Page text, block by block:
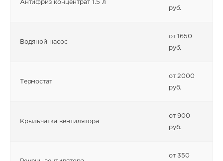
Антифриз концентрат 1.5 л
руб.
Водяной насос
от 1650
руб.
Термостат
от 2000
руб.
Крыльчатка вентилятора
от 900
руб.
от 350